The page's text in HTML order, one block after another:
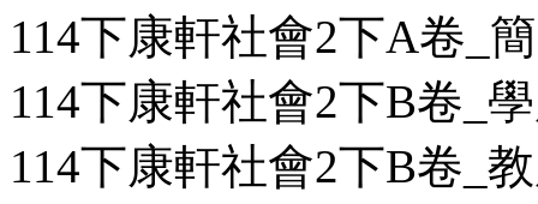
114下康軒社會2下A卷_
114下康軒社會2下B卷_
114下康軒社會2下B卷_